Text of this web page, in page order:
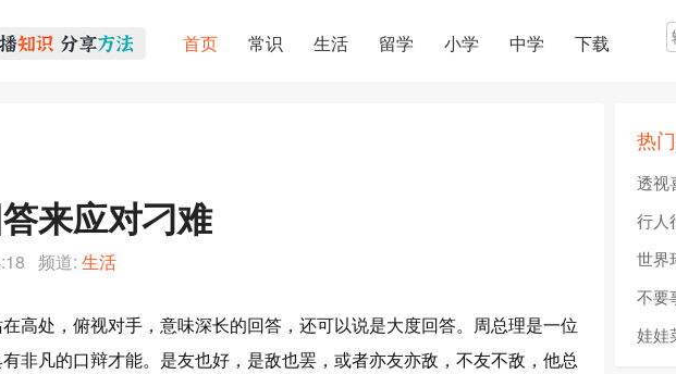
首页 常识 生活 留学 小学 中学 下载
来应对刁难
频道: 生活
高处，俯视对手，意味深长的回答，还可以说是大度回答。周总理是一位
非凡的口辩才能。是友也好，是敌也罢，或者亦友亦敌，不友不敌，他总
热
透视
行人
世界
不要
娃娃